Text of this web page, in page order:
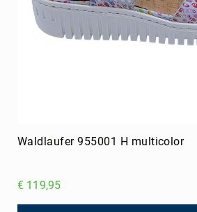
Waldlaufer 955001 H multicolor
€ 119,95